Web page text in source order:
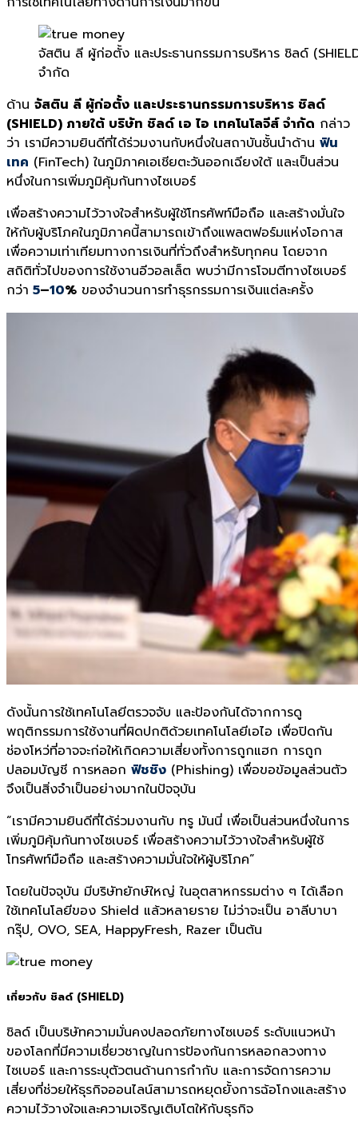
จัสติน ลี ผู้ก่อตั้ง และประธานกรรมการบริหาร ชิลด์
จำกัด
ด้าน จัสติน ลี ผู้ก่อตั้ง และประธานกรรมการบริหาร ชิลด์
(SHIELD) ภายใต้ บริษัท ชิลด์ เอ ไอ เทคโนโลจีส์ จำกัด กล่าว
ว่า เรามีความยินดีที่ได้ร่วมงานกับหนึ่งในสถาบันชั้นนำด้าน ฟิน
เทค (FinTech) ในภูมิภาคเอเชียตะวันออกเฉียงใต้ และเป็นส่วน
หนึ่งในการเพิ่มภูมิคุ้มกันทางไซเบอร์
เพื่อสร้างความไว้วางใจสำหรับผู้ใช้โทรศัพท์มือถือ และสร้างมั่นใจ
ให้กับผู้บริโภคในภูมิภาคนี้สามารถเข้าถึงแพลตฟอร์มแห่งโอกาส
เพื่อความเท่าเทียมทางการเงินที่ทั่วถึงสำหรับทุกคน โดยจาก
สถิติทั่วไปของการใช้งานอีวอลเล็ต พบว่ามีการโจมตีทางไซเบอร์
กว่า 5–10% ของจำนวนการทำธุรกรรมการเงินแต่ละครั้ง
ดังนั้นการใช้เทคโนโลยีตรวจจับ และป้องกันได้จากการดู
พฤติกรรมการใช้งานที่ผิดปกติด้วยเทคโนโลยีเอไอ เพื่อปิดกัน
ช่องโหว่ที่อาจจะก่อให้เกิดความเสี่ยงทั้งการถูกแฮก การถูก
ปลอมบัญชี การหลอก ฟิชชิง (Phishing) เพื่อขอข้อมูลส่วนตัว
จึงเป็นสิ่งจำเป็นอย่างมากในปัจจุบัน
“เรามีความยินดีที่ได้ร่วมงานกับ ทรู มันนี่ เพื่อเป็นส่วนหนึ่งในการ
เพิ่มภูมิคุ้มกันทางไซเบอร์ เพื่อสร้างความไว้วางใจสำหรับผู้ใช้
โทรศัพท์มือถือ และสร้างความมั่นใจให้ผู้บริโภค”
โดยในปัจจุบัน มีบริษัทยักษ์ใหญ่ ในอุตสาหกรรมต่าง ๆ ได้เลือก
ใช้เทคโนโลยีของ Shield แล้วหลายราย ไม่ว่าจะเป็น อาลีบาบา
กรุ๊ป, OVO, SEA, HappyFresh, Razer เป็นต้น
เกี่ยวกับ ชิลด์ (SHIELD)
ชิลด์ เป็นบริษัทความมั่นคงปลอดภัยทางไซเบอร์ ระดับแนวหน้า
ของโลกที่มีความเชี่ยวชาญในการป้องกันการหลอกลวงทาง
ไซเบอร์ และการระบุตัวตนด้านการกำกับ และการจัดการความ
เสี่ยงที่ช่วยให้ธุรกิจออนไลน์สามารถหยุดยั้งการฉ้อโกงและสร้าง
ความไว้วางใจและความเจริญเติบโตให้กับธุรกิจ